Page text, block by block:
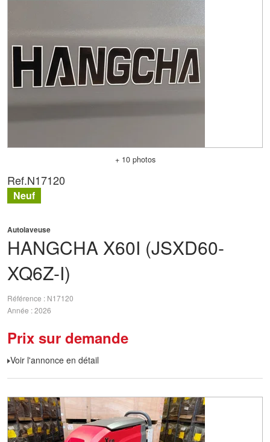
+ 10 photos
HANGCHA X60I (JSXD60-
XQ6Z-I)
Autolaveuse
Référence
N17120
Année 2026
Prix sur demande
Voir l'annonce en détail
Ref.N17120
Neuf